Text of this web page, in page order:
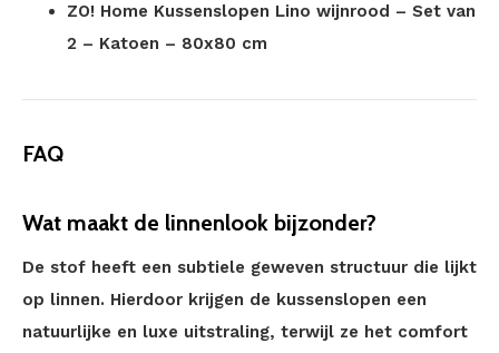
ZO! Home Kussenslopen Lino wijnrood – Set van
2 – Katoen – 80x80 cm
FAQ
Wat maakt de linnenlook bijzonder?
De stof heeft een subtiele geweven structuur die lijkt
op linnen. Hierdoor krijgen de kussenslopen een
natuurlijke en luxe uitstraling, terwijl ze het comfort